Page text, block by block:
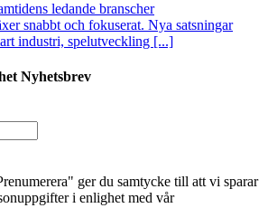
ledande branscher
snabbt och fokuserat. Nya satsningar
industri, spelutveckling [...]
Nyhetsbrev
ger du samtycke till att vi sparar
i enlighet med vår